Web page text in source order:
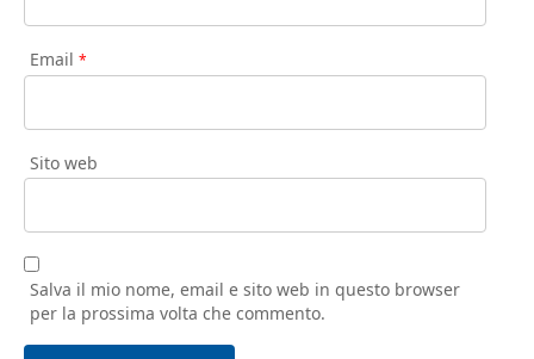
Email *
Sito web
Salva il mio nome, email e sito web in questo browser
per la prossima volta che commento.